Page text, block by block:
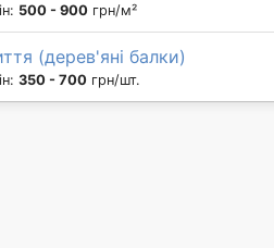
500 - 900 грн/м²
(дерев'яні балки)
350 - 700 грн/шт.